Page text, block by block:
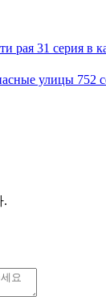
рая 31 серия в
улицы 752
.